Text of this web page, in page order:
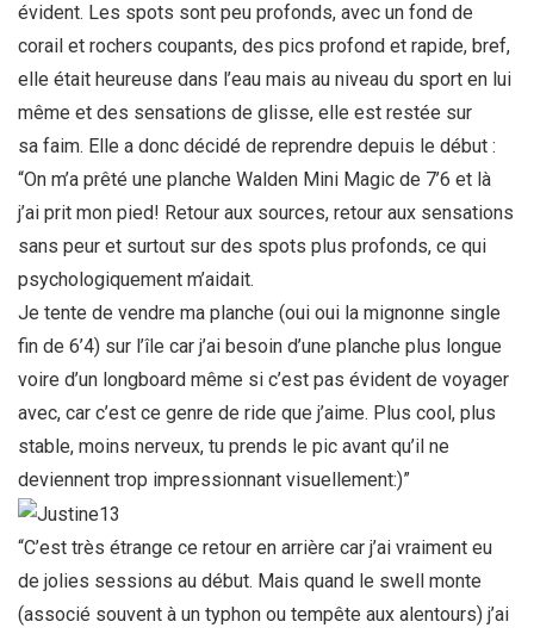
évident. Les spots sont peu profonds, avec un fond de
corail et rochers coupants, des pics profond et rapide, bref,
elle était heureuse dans l’eau mais au niveau du sport en lui
même et des sensations de glisse, elle est restée sur
sa faim. Elle a donc décidé de reprendre depuis le début :
“On m’a prêté une planche Walden Mini Magic de 7’6 et là
j’ai prit mon pied! Retour aux sources, retour aux sensations
sans peur et surtout sur des spots plus profonds, ce qui
psychologiquement m’aidait.
Je tente de vendre ma planche (oui oui la mignonne single
fin de 6’4) sur l’île car j’ai besoin d’une planche plus longue
voire d’un longboard même si c’est pas évident de voyager
avec, car c’est ce genre de ride que j’aime. Plus cool, plus
stable, moins nerveux, tu prends le pic avant qu’il ne
deviennent trop impressionnant visuellement:)”
“C’est très étrange ce retour en arrière car j’ai vraiment eu
de jolies sessions au début. Mais quand le swell monte
(associé souvent à un typhon ou tempête aux alentours) j’ai